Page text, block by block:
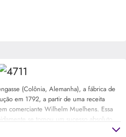
(Colônia, Alemanha), a fábrica de
em 1792, a partir de uma receita
comerciante Wilhelm Muelhens. Essa
se tornou um sucesso absoluto.
os dias de hoje, a Eau de Cologne